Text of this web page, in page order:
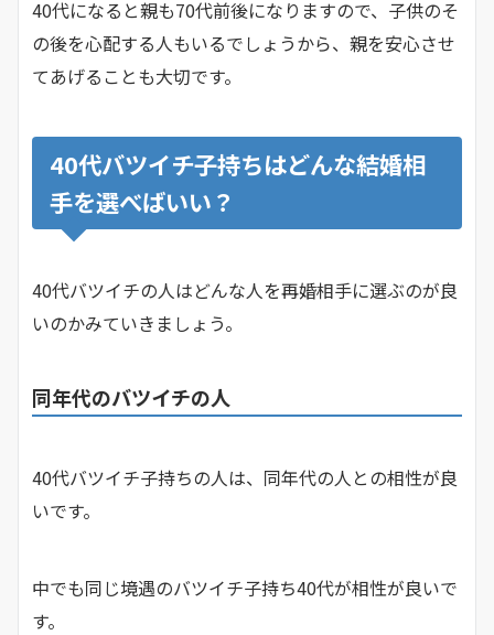
40代になると親も70代前後になりますので、子供のそ
の後を心配する人もいるでしょうから、親を安心させ
てあげることも大切です。
40代バツイチ子持ちはどんな結婚相
手を選べばいい？
40代バツイチの人はどんな人を再婚相手に選ぶのが良
いのかみていきましょう。
同年代のバツイチの人
40代バツイチ子持ちの人は、同年代の人との相性が良
いです。
中でも同じ境遇のバツイチ子持ち40代が相性が良いで
す。